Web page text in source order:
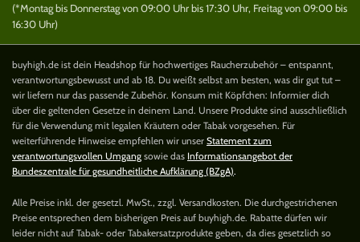
(*Montag bis Donnerstag von 09:00 Uhr bis 17:30 Uhr, Freitag von 09:00 bis
16:30 Uhr)
buyhigh.de ist dein Headshop für hochwertiges Raucherzubehör – entspannt,
verantwortungsbewusst und ab 18. Du weißt selbst am besten, was dir gut tut –
wir liefern nur das passende Zubehör. Konsum mit Köpfchen: Informier dich
über die geltenden Gesetze in deinem Land. Unsere Produkte sind ausschließlich
für die Verwendung mit legalen Kräutern oder Tabak vorgesehen. Für
weiterführende Hinweise empfehlen wir unser Statement zum
verantwortungsvollen Umgang sowie das Informationsangebot der
Bundeszentrale für gesundheitliche Aufklärung (BZgA).
Alle Preise inkl. der gesetzl. MwSt., zzgl. Versandkosten. Die durchgestrichenen
Preise entsprechen dem bisherigen Preis auf buyhigh.de. Rabatte dürfen wir
leider nicht auf Tabak- oder Tabakersatzprodukte geben, da dies gesetzlich so